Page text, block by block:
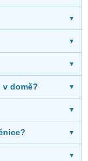
▼
▼
▼
domě? ▼
▼
▼
▼